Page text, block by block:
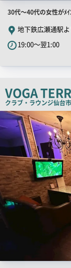
店
舗
PR
キ
コ
ピ
ー
30代～40代の女性がﾒｲ
地下鉄広瀬通駅
19:00～翌1:00
VOGA
クラブ・ラウンジ仙台
店
舗
PR
画